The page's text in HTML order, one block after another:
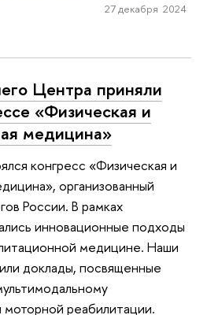
27 декабря 2024
Центра приняли
«Физическая и
медицина»
конгресс «Физическая и
организованный
России. В рамках
инновационные подходы
медицине. Наши
доклады, посвященные
реабилитации.